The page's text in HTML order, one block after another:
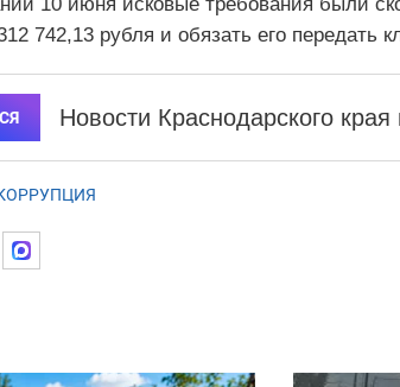
742,13 рубля и обязать его передать
Новости Краснодарского края